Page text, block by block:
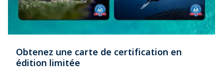
Obtenez une carte de certification en
édition limitée